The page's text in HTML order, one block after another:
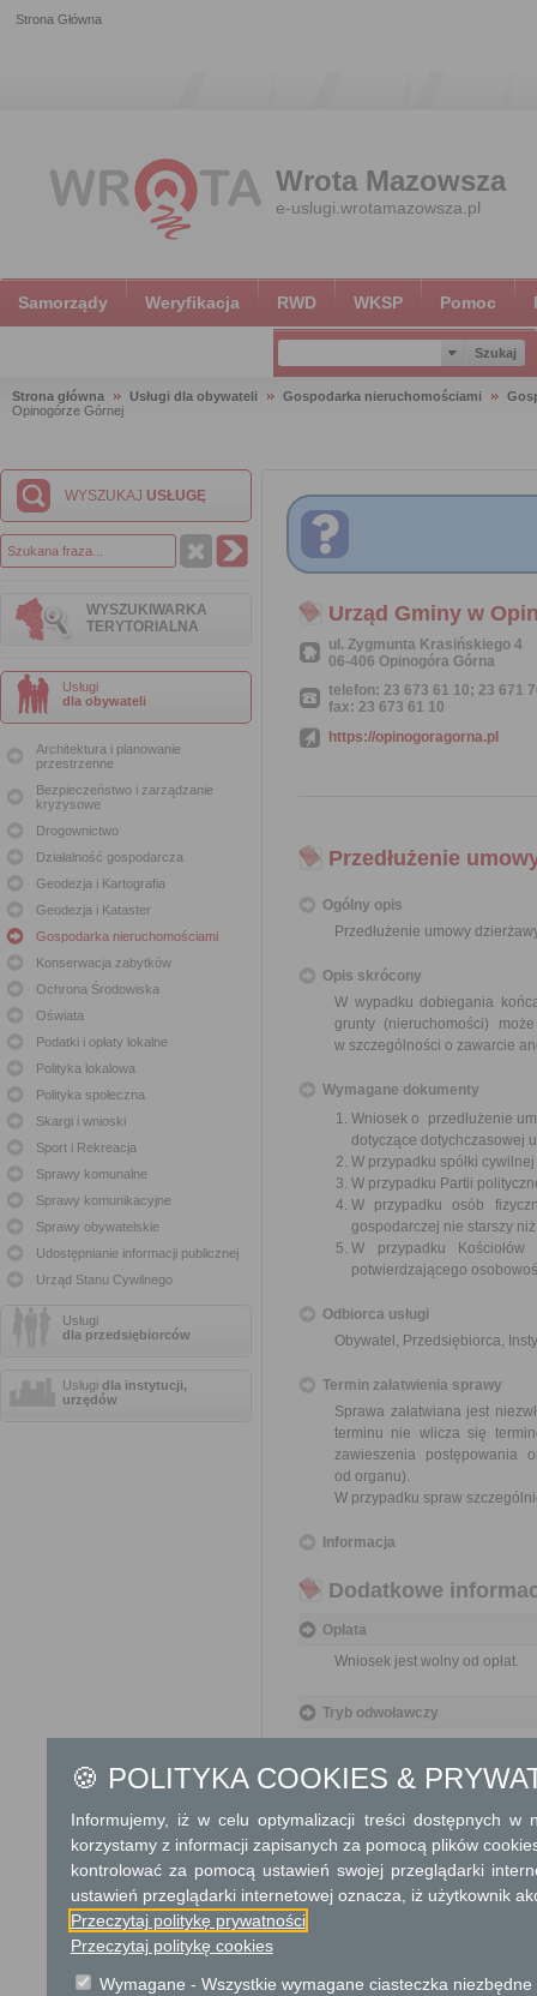
Strona Główna
Wrota Mazowsza
e-uslugi.wrotamazowsza.pl
Samorządy Weryfikacja RWD WKSP Pomoc
Strona główna Usługi dla obywateli Gospodarka nieruchomościami
Opinogórze Górnej
WYSZUKAJ USŁUGĘ
WYSZUKIWARKA
TERYTORIALNA
Usługi
dla obywateli
Architektura i planowanie
przestrzenne
Bezpieczeństwo i zarządzanie
kryzysowe
Drogownictwo
Działalność gospodarcza
Geodezja i Kartografia
Geodezja i Kataster
Gospodarka nieruchomościami
Konserwacja zabytków
Ochrona Środowiska
Oświata
Podatki i opłaty lokalne
Polityka lokalowa
Polityka społeczna
Skargi i wnioski
Sport i Rekreacja
Sprawy komunalne
Sprawy komunikacyjne
Sprawy obywatelskie
Udostępnianie informacji publicznej
Urząd Stanu Cywilnego
Usługi
dla przedsiębiorców
Usługi dla instytucji,
urzędów
Urząd Gminy w
ul. Zygmunta Krasińskiego 4
06-406 Opinogóra Górna
telefon: 23 673 61 10; 23 671
fax: 23 673 61 10
https://opinogoragorna.pl
Przedłużenie
Ogólny opis
Przedłużenie umowy
Opis skrócony
W wypadku dobiegania
grunty (nieruchomości)
w szczególności o zawarcie
Wymagane dokumenty
Wniosek o przedłużenie
dotyczące dotychczasowej
W przypadku spółki
W przypadku Partii
W przypadku osób
gospodarczej nie starszy
W przypadku
potwierdzającego
Odbiorca usługi
Obywatel, Przedsiębiorca,
Termin załatwienia sprawy
Sprawa załatwiana jest
terminu nie wlicza się
zawieszenia postępowania
od organu).
W przypadku spraw
Informacja
Dodatkowe
Opłata
Wniosek jest wolny od opłat.
Tryb odwoławczy
Przedmiotem skargi może
ich pracowników, naruszenie
spraw.
Przedmiotem wniosku
🍪 POLITYKA COOKIES &
Informujemy, iż w celu optymalizacji treści dostępnych w
korzystamy z informacji zapisanych za pomocą plików
kontrolować za pomocą ustawień swojej przeglądarki
ustawień przeglądarki internetowej oznacza, iż użytkownik
Przeczytaj politykę prywatności
Przeczytaj politykę cookies
Wymagane - Wszystkie wymagane ciasteczka